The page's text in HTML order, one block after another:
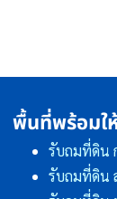
พื้นที่พร้อมใ
รับถมที่ดิน
รับถมที่ดิน